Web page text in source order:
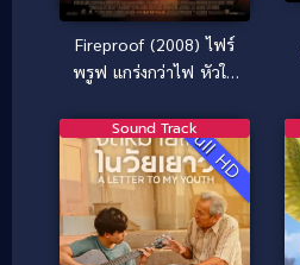
Fireproof (2008) ไฟร์
พรูฟ แกร่งกว่าไฟ หัวใจ
Full HD
Sound Track